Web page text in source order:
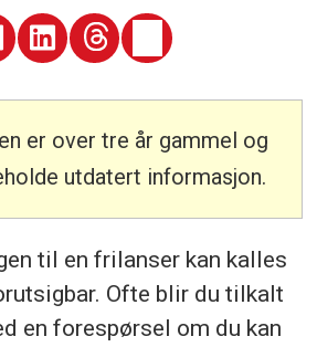
er over tre år gammel og
utdatert informasjon.
til en frilanser kan kalles
Ofte blir du tilkalt
en forespørsel om du kan